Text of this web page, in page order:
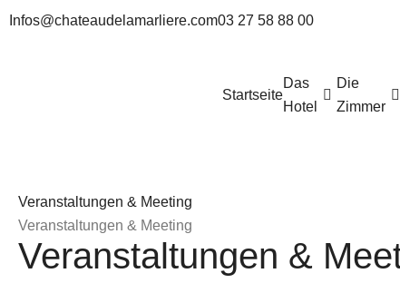
Infos@chateaudelamarliere.com03 27 58 88 00
Startseite
Das
Hotel
Die
Zimmer
Veranstaltungen & Meeting
Veranstaltungen & Meeting
Veranstaltungen &